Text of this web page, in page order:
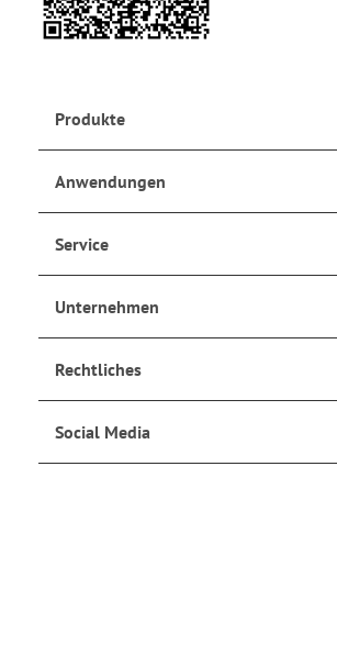
Produkte
Anwendungen
Service
Unternehmen
Rechtliches
Social Media